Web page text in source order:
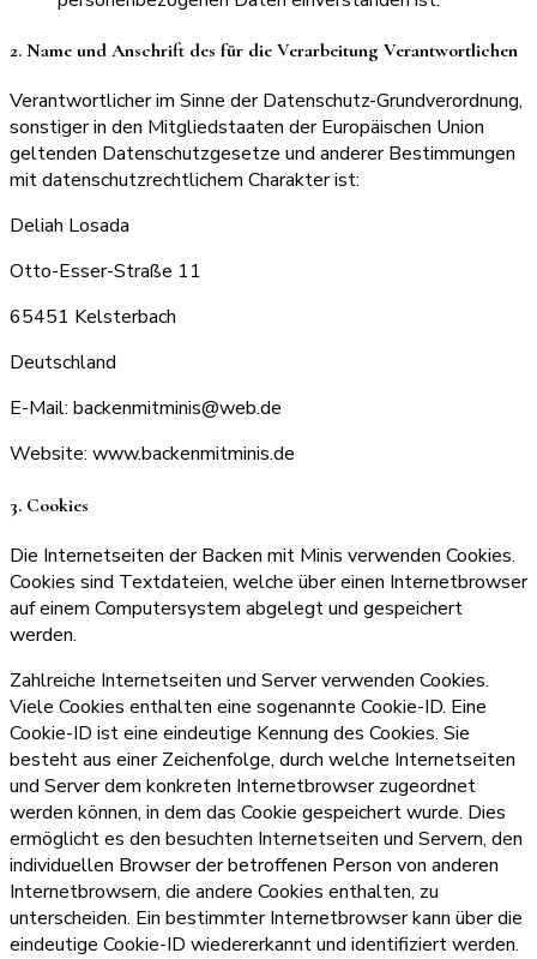
2. Name und Anschrift des für die Verarbeitung Verantwortlichen
Verantwortlicher im Sinne der Datenschutz-Grundverordnung,
sonstiger in den Mitgliedstaaten der Europäischen Union
geltenden Datenschutzgesetze und anderer Bestimmungen
mit datenschutzrechtlichem Charakter ist:
Deliah Losada
Otto-Esser-Straße 11
65451 Kelsterbach
Deutschland
E-Mail: backenmitminis@web.de
Website: www.backenmitminis.de
3. Cookies
Die Internetseiten der Backen mit Minis verwenden Cookies.
Cookies sind Textdateien, welche über einen Internetbrowser
auf einem Computersystem abgelegt und gespeichert
werden.
Zahlreiche Internetseiten und Server verwenden Cookies.
Viele Cookies enthalten eine sogenannte Cookie-ID. Eine
Cookie-ID ist eine eindeutige Kennung des Cookies. Sie
besteht aus einer Zeichenfolge, durch welche Internetseiten
und Server dem konkreten Internetbrowser zugeordnet
werden können, in dem das Cookie gespeichert wurde. Dies
ermöglicht es den besuchten Internetseiten und Servern, den
individuellen Browser der betroffenen Person von anderen
Internetbrowsern, die andere Cookies enthalten, zu
unterscheiden. Ein bestimmter Internetbrowser kann über die
eindeutige Cookie-ID wiedererkannt und identifiziert werden.